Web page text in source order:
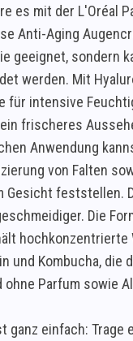
es mit der L'Oréal
Anti-Aging
geeignet, sondern
werden. Mit
für intensive
frischeres
Anwendung
von Falten
Gesicht feststellen.
Die
und Kombucha, die
Parfum sowie
ganz einfach: Trage